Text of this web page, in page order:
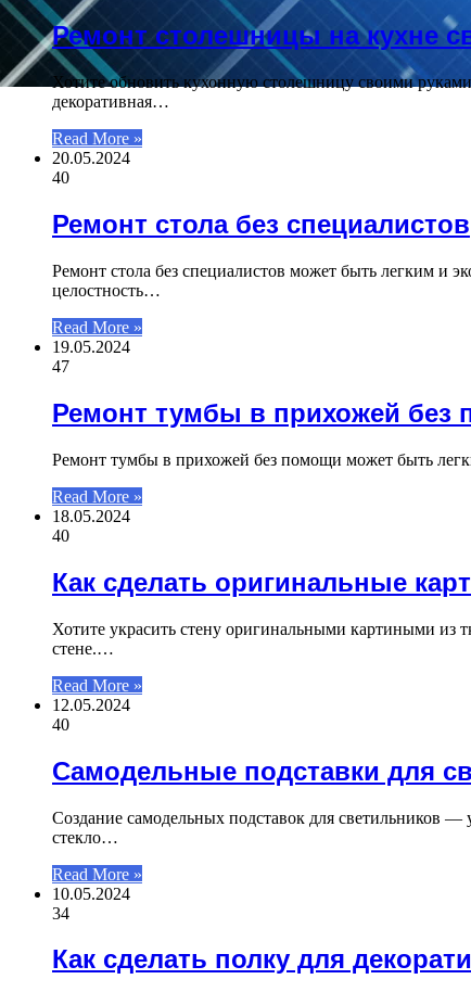
Ремонт столешницы на кухне
Хотите обновить кухонную столешницу своими
декоративная…
Read More »
20.05.2024
40
Ремонт стола без специалистов
Ремонт стола без специалистов может быть легким и
целостность…
Read More »
19.05.2024
47
Ремонт тумбы в прихожей без
Ремонт тумбы в прихожей без помощи может быть
Read More »
18.05.2024
40
Как сделать оригинальные
Хотите украсить стену оригинальными картиными из
стене.…
Read More »
12.05.2024
40
Самодельные подставки для
Создание самодельных подставок для светильников —
стекло…
Read More »
10.05.2024
34
Как сделать полку для